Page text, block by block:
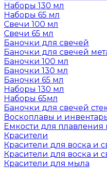
Наборы 130 мл
Наборы 65 мл
Свечи 100 мл
Свечи 65 мл
Баночки для свечей
Баночки для свечей
Баночки 100 мл
Баночки 130 мл
Баночки 65 мл
Наборы 130 мл
Наборы 65мл
Баночки для свечей
Воскоплавы и
Емкости для плавления
Красители
Красители для воска и
Красители для воска и
Красители для мыла